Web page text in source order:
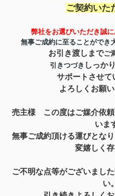
ご契約いた
弊社をお選びいただき誠
無事ご成約に至ることができ
お引き渡しまでご
引きつづき しっか
サポートさせて
よろしくお願
売主様 この度はご媒介依
いま
無事ご成約頂ける運びとな
変嬉しく存
ご不明な点等がございまし
い。